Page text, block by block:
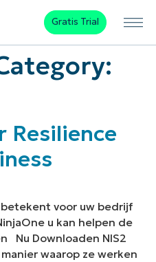
Gratis Trial
Resilience
voor uw bedrijf
u kan helpen de
Nu Downloaden NIS2
waarop ze werken